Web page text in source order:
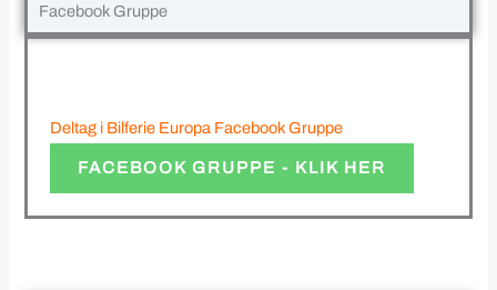
Facebook Gruppe
Deltag i Bilferie Europa Facebook Gruppe
FACEBOOK GRUPPE - KLIK HER